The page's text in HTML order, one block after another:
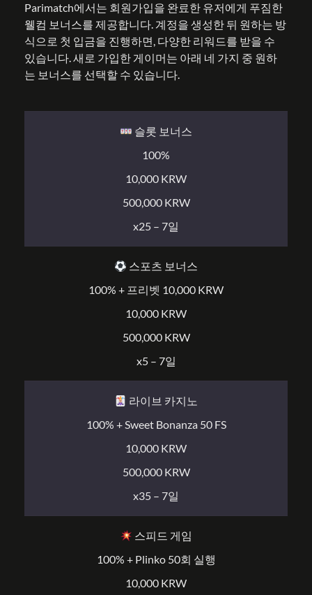
Parimatch에서는 회원가입을 완료한 유저에게 푸짐한
웰컴 보너스를 제공합니다. 계정을 생성한 뒤 원하는 방
식으로 첫 입금을 진행하면, 다양한 리워드를 받을 수
있습니다. 새로 가입한 게이머는 아래 네 가지 중 원하
는 보너스를 선택할 수 있습니다.
슬롯 보너스
100%
10,000 KRW
500,000 KRW
x25 – 7일
스포츠 보너스
100% + 프리벳 10,000 KRW
10,000 KRW
500,000 KRW
x5 – 7일
라이브 카지노
100% + Sweet Bonanza 50 FS
10,000 KRW
500,000 KRW
x35 – 7일
스피드 게임
100% + Plinko 50회 실행
10,000 KRW